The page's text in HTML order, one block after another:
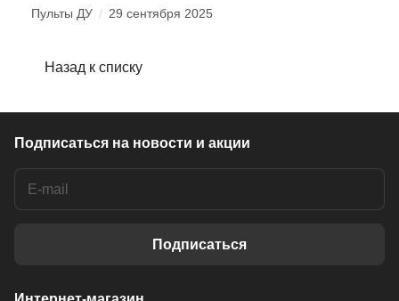
Пульты ДУ / 29 сентября 2025
Назад к списку
Подписаться на новости и акции
Подписаться